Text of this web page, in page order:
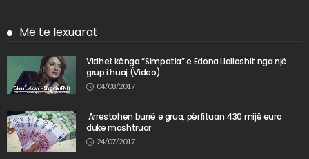
Më të lexuarat
Vidhet kënga “Simpatia” e Edona Llalloshit nga një
grup i huaj (Video)
04/08/2017
​ Arrestohen burrë e grua, përfituan 430 mijë euro
duke mashtruar
24/07/2017